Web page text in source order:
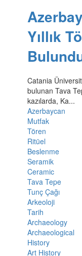
Yıllık
Catania
bulunan Tava
kazılarda, Ka...
Azerbaycan
Mutfak
Tören
Ritüel
Beslenme
Seramik
Ceramic
Tava Tepe
Tunç Çağı
Arkeoloji
Tarih
Archaeology
Archaeological
History
Art History